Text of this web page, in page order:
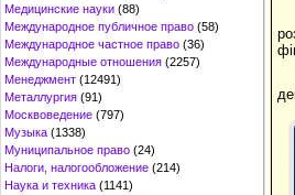
Медицинские науки (88)
Международное публичное право (58)
Международное частное право (36)
Международные отношения (2257)
Менеджмент (12491)
Металлургия (91)
Москвоведение (797)
Музыка (1338)
Муниципальное право (24)
Налоги, налогообложение (214)
Наука и техника (1141)